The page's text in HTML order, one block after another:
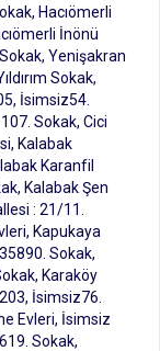
Hacıömerli
İnönü
Yenişakran
Sokak,
İsimsiz54.
Sokak, Cici
Kalabak
Karanfil
Kalabak Şen
: 21/11.
Kapukaya
Sokak,
Karaköy
İsimsiz76.
Evleri, İsimsiz
Sokak,